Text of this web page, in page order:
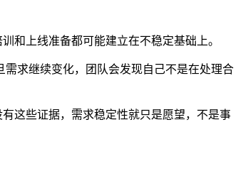
和上线准备都可能建立在不稳定基础上。
需求继续变化，团队会发现自己不是在处理合
这些证据，需求稳定性就只是愿望，不是事